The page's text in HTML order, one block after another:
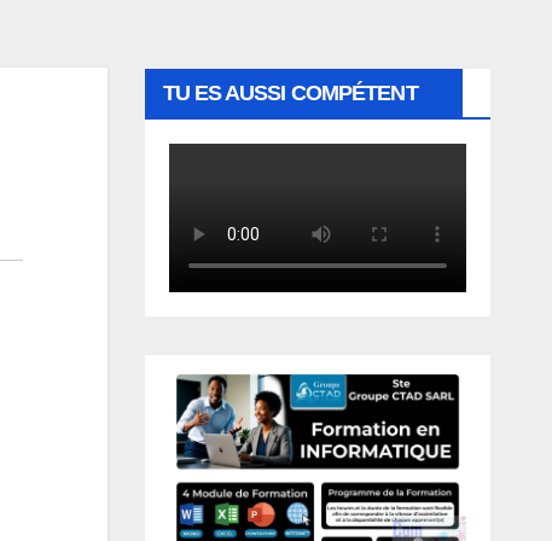
TU ES AUSSI COMPÉTENT